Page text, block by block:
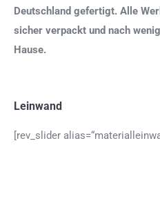
Deutschland gefertigt. Alle
sicher verpackt und nach
Hause.
Leinwand
[rev_slider